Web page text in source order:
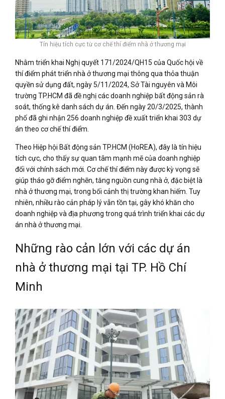
Tín hiệu tích cực từ cơ chế thí điểm nhà ở thương mại
Nhằm triển khai Nghị quyết 171/2024/QH15 của Quốc hội về
thí điểm phát triển nhà ở thương mại thông qua thỏa thuận
quyền sử dụng đất, ngày 5/11/2024, Sở Tài nguyên và Môi
trường TP.HCM đã đề nghị các doanh nghiệp bất động sản rà
soát, thống kê danh sách dự án. Đến ngày 20/3/2025, thành
phố đã ghi nhận 256 doanh nghiệp đề xuất triển khai 303 dự
án theo cơ chế thí điểm.
Theo Hiệp hội Bất động sản TP.HCM (HoREA), đây là tín hiệu
tích cực, cho thấy sự quan tâm mạnh mẽ của doanh nghiệp
đối với chính sách mới. Cơ chế thí điểm này được kỳ vọng sẽ
giúp tháo gỡ điểm nghẽn, tăng nguồn cung nhà ở, đặc biệt là
nhà ở thương mại, trong bối cảnh thị trường khan hiếm. Tuy
nhiên, nhiều rào cản pháp lý vẫn tồn tại, gây khó khăn cho
doanh nghiệp và địa phương trong quá trình triển khai các dự
án nhà ở thương mại.
Những rào cản lớn với các dự án
nhà ở thương mại tại TP. Hồ Chí
Minh